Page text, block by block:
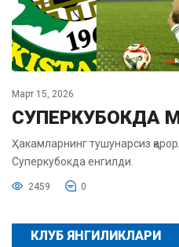
Март 15, 2026
СУПЕРКУБОКДА
Ҳакамларнинг тушунарсиз
Суперкубокда енгилди.
2459 0
КЛУБ ЯНГИЛИКЛАРИ